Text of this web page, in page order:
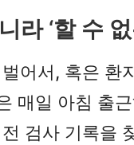
‘할 수 없
어서, 혹은
매일 아침 출
검사 기록을